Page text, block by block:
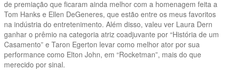
de premiação que ficaram ainda melhor com a homenagem feita a
Tom Hanks e Ellen DeGeneres, que estão entre os meus favoritos
na indústria do entretenimento. Além disso, valeu ver Laura Dern
ganhar o prêmio na categoria atriz coadjuvante por “História de um
Casamento” e Taron Egerton levar como melhor ator por sua
performance como Elton John, em “Rocketman”, mais do que
merecido por sinal.